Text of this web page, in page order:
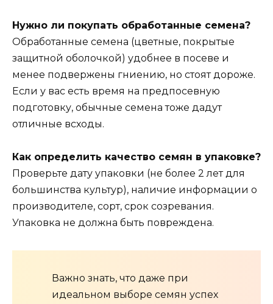
Нужно ли покупать обработанные семена?
Обработанные семена (цветные, покрытые
защитной оболочкой) удобнее в посеве и
менее подвержены гниению, но стоят дороже.
Если у вас есть время на предпосевную
подготовку, обычные семена тоже дадут
отличные всходы.
Как определить качество семян в упаковке?
Проверьте дату упаковки (не более 2 лет для
большинства культур), наличие информации о
производителе, сорт, срок созревания.
Упаковка не должна быть повреждена.
Важно знать, что даже при
идеальном выборе семян успех